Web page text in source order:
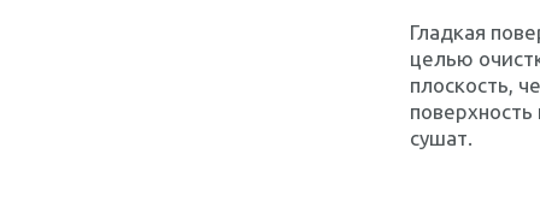
Гладкая
целью
плоскость,
сушат.